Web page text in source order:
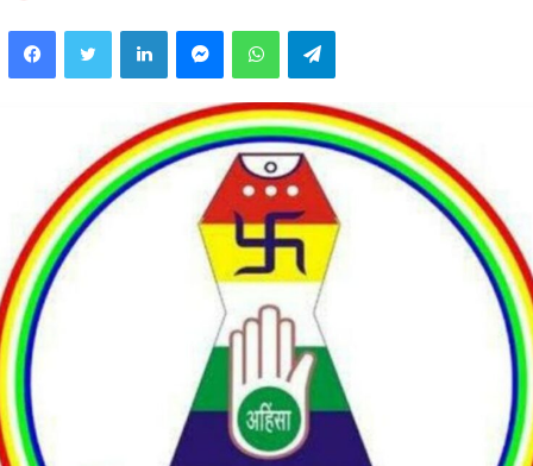
FacebookTwitter LinkedInMessengerWhatsAppTelegram